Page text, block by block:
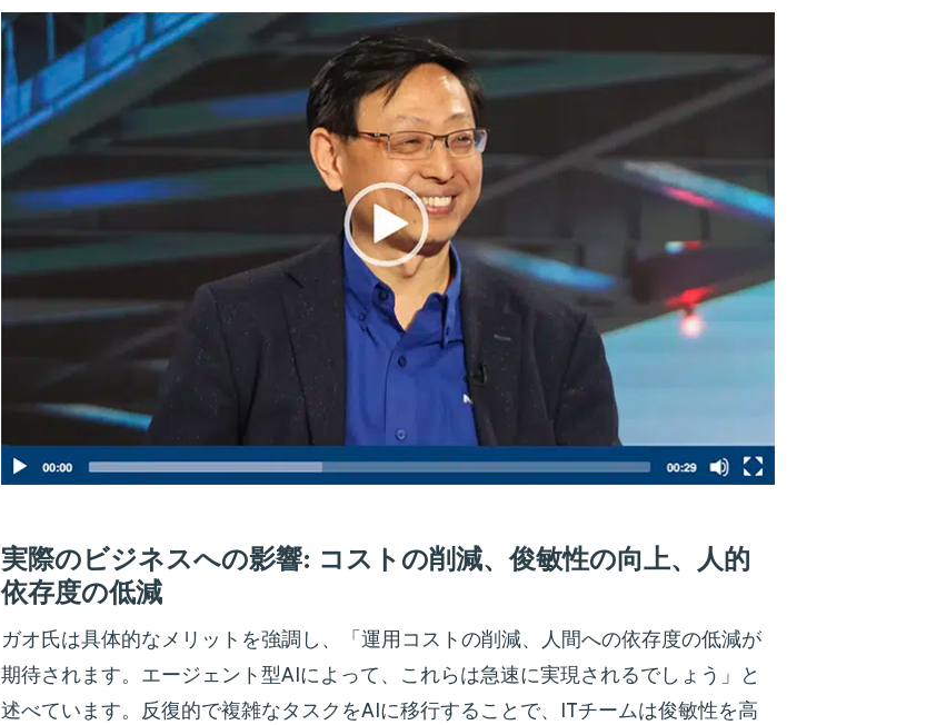
実際のビジネスへの影響: コストの削減、俊敏性の向上、人的
依存度の低減
ガオ氏は具体的なメリットを強調し、「運用コストの削減、人間への依存度の低減が
期待されます。エージェント型AIによって、これらは急速に実現されるでしょう」と
述べています。反復的で複雑なタスクをAIに移行することで、ITチームは俊敏性を高